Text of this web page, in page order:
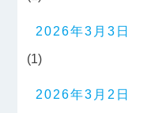
2026年3月3日
(1)
2026年3月2日